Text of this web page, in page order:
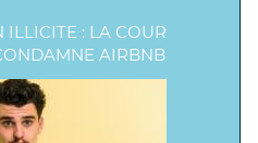
ILLICITE : LA COUR
AIRBNB